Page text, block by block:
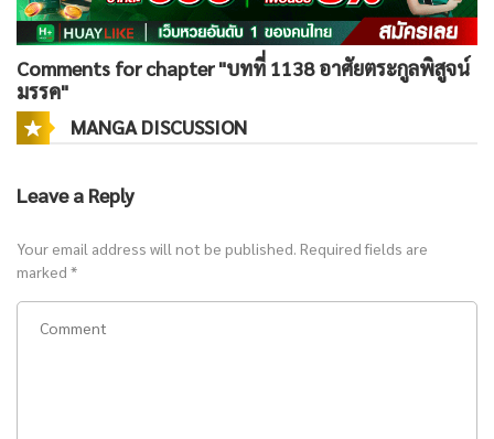
Comments for chapter "บทที่ 1138 อาศัยตระกูลพิสูจน์
มรรค"
MANGA DISCUSSION
Leave a Reply
Your email address will not be published. Required fields are
marked *